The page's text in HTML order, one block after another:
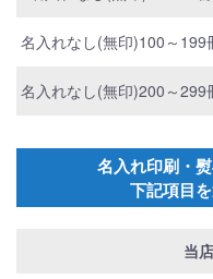
名入れなし(無印)100～199
名入れなし(無印)200～299
名入れ印刷・
下記項目
当